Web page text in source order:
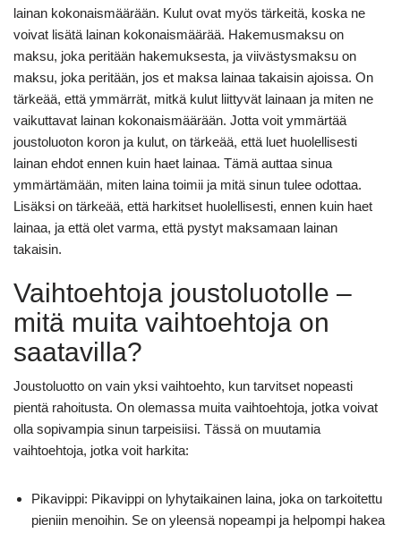
lainan kokonaismäärään. Kulut ovat myös tärkeitä, koska ne
voivat lisätä lainan kokonaismäärää. Hakemusmaksu on
maksu, joka peritään hakemuksesta, ja viivästysmaksu on
maksu, joka peritään, jos et maksa lainaa takaisin ajoissa. On
tärkeää, että ymmärrät, mitkä kulut liittyvät lainaan ja miten ne
vaikuttavat lainan kokonaismäärään. Jotta voit ymmärtää
joustoluoton koron ja kulut, on tärkeää, että luet huolellisesti
lainan ehdot ennen kuin haet lainaa. Tämä auttaa sinua
ymmärtämään, miten laina toimii ja mitä sinun tulee odottaa.
Lisäksi on tärkeää, että harkitset huolellisesti, ennen kuin haet
lainaa, ja että olet varma, että pystyt maksamaan lainan
takaisin.
Vaihtoehtoja joustoluotolle –
mitä muita vaihtoehtoja on
saatavilla?
Joustoluotto on vain yksi vaihtoehto, kun tarvitset nopeasti
pientä rahoitusta. On olemassa muita vaihtoehtoja, jotka voivat
olla sopivampia sinun tarpeisiisi. Tässä on muutamia
vaihtoehtoja, jotka voit harkita:
Pikavippi: Pikavippi on lyhytaikainen laina, joka on tarkoitettu
pieniin menoihin. Se on yleensä nopeampi ja helpompi hakea